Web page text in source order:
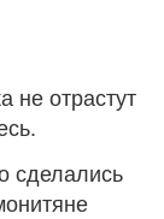
не отрастут
сделались